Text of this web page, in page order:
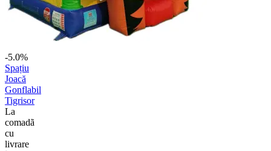
-5.0%
Spațiu
Joacă
Gonflabil
Tigrisor
La
comadã
cu
livrare